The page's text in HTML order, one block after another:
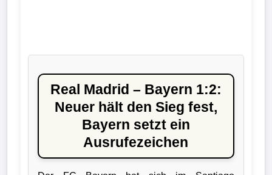
Real Madrid – Bayern 1:2:
Neuer hält den Sieg fest,
Bayern setzt ein
Ausrufezeichen